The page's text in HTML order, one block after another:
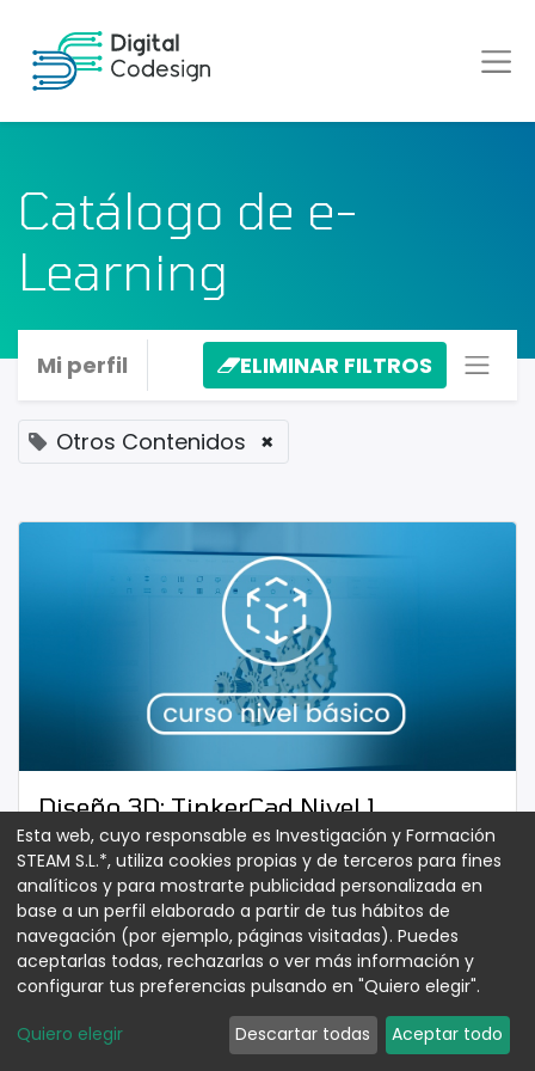
Catálogo de e-
Learning
Mi perfil ELIMINAR FILTROS
Otros Contenidos ×
Diseño 3D: TinkerCad Nivel 1
E-Learning de Iniciación al diseño 3D en
TinkerCad.
Básico Otros Contenidos
10 horas 22pasos
Esta web, cuyo responsable es Investigación y Formación
STEAM S.L.*, utiliza cookies propias y de terceros para fines
analíticos y para mostrarte publicidad personalizada en
base a un perfil elaborado a partir de tus hábitos de
navegación (por ejemplo, páginas visitadas). Puedes
aceptarlas todas, rechazarlas o ver más información y
configurar tus preferencias pulsando en "Quiero elegir".
Quiero elegir Descartar todas Aceptar todo